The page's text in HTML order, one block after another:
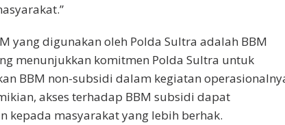
yang digunakan oleh Polda Sultra adalah BBM
menunjukkan komitmen Polda Sultra untuk
BBM non-subsidi dalam kegiatan
akses terhadap BBM subsidi dapat
kepada masyarakat yang lebih berhak.